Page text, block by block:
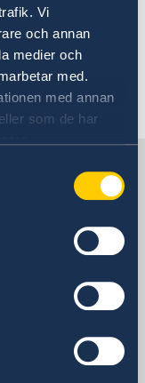
Vi
och annan
medier och
med.
med annan
som de har
Veel
om zich